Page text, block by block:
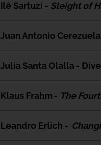
Ilê Sartuzi - Sleight of
Juan Antonio
Julia Santa Olalla -
Klaus Frahm - The
Leandro Erlich -